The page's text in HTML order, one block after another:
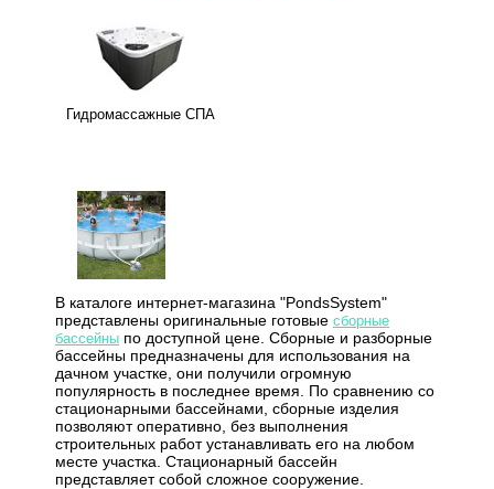
Гидромассажные СПА
В каталоге интернет-магазина "PondsSystem"
представлены оригинальные готовые сборные
бассейны по доступной цене. Сборные и разборные
бассейны предназначены для использования на
дачном участке, они получили огромную
популярность в последнее время. По сравнению со
стационарными бассейнами, сборные изделия
позволяют оперативно, без выполнения
строительных работ устанавливать его на любом
месте участка. Стационарный бассейн
представляет собой сложное сооружение.